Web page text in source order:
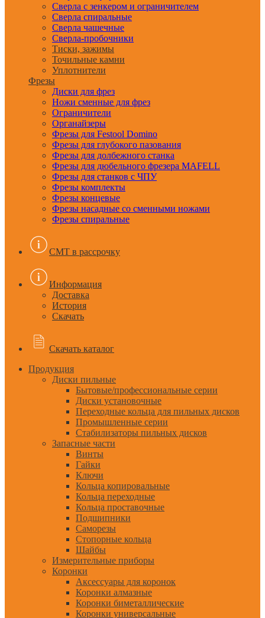
Сверла с зенкером и ограничителем
Сверла спиральные
Сверла чашечные
Сверла-пробочники
Тиски, зажимы
Точильные камни
Уплотнители
Фрезы
Диски для фрез
Ножи сменные для фрез
Ограничители
Органайзеры
Фрезы для Festool Domino
Фрезы для глубокого пазования
Фрезы для долбежного станка
Фрезы для дюбельного фрезера MAFELL
Фрезы для станков с ЧПУ
Фрезы комплекты
Фрезы концевые
Фрезы насадные со сменными ножами
Фрезы спиральные
CMT в рассрочку
Информация
Доставка
История
Скачать
Скачать каталог
Продукция
Диски пильные
Бытовые/профессиональные серии
Диски установочные
Переходные кольца для пильных дисков
Промышленные серии
Стабилизаторы пильных дисков
Запасные части
Винты
Гайки
Ключи
Кольца копировальные
Кольца переходные
Кольца проставочные
Подшипники
Саморезы
Стопорные кольца
Шайбы
Измерительные приборы
Коронки
Аксессуары для коронок
Коронки алмазные
Коронки биметаллические
Коронки универсальные